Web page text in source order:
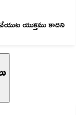
వేయుట యుక్తము కాదని